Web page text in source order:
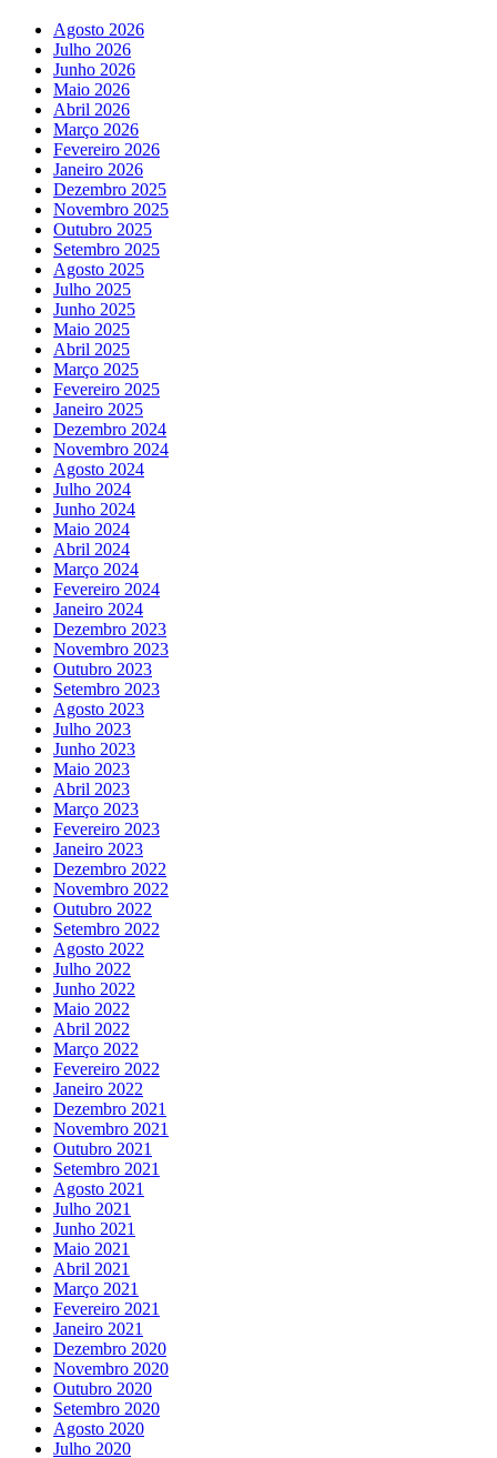
Agosto 2026
Julho 2026
Junho 2026
Maio 2026
Abril 2026
Março 2026
Fevereiro 2026
Janeiro 2026
Dezembro 2025
Novembro 2025
Outubro 2025
Setembro 2025
Agosto 2025
Julho 2025
Junho 2025
Maio 2025
Abril 2025
Março 2025
Fevereiro 2025
Janeiro 2025
Dezembro 2024
Novembro 2024
Agosto 2024
Julho 2024
Junho 2024
Maio 2024
Abril 2024
Março 2024
Fevereiro 2024
Janeiro 2024
Dezembro 2023
Novembro 2023
Outubro 2023
Setembro 2023
Agosto 2023
Julho 2023
Junho 2023
Maio 2023
Abril 2023
Março 2023
Fevereiro 2023
Janeiro 2023
Dezembro 2022
Novembro 2022
Outubro 2022
Setembro 2022
Agosto 2022
Julho 2022
Junho 2022
Maio 2022
Abril 2022
Março 2022
Fevereiro 2022
Janeiro 2022
Dezembro 2021
Novembro 2021
Outubro 2021
Setembro 2021
Agosto 2021
Julho 2021
Junho 2021
Maio 2021
Abril 2021
Março 2021
Fevereiro 2021
Janeiro 2021
Dezembro 2020
Novembro 2020
Outubro 2020
Setembro 2020
Agosto 2020
Julho 2020